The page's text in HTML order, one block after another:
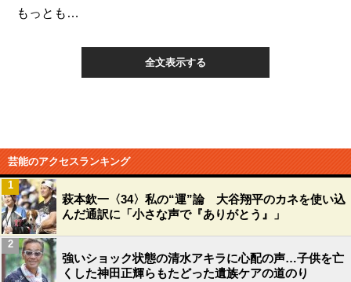
もっとも…
全文表示する
芸能のアクセスランキング
萩本欽一〈34〉私の“運”論 大谷翔平のカネを使い込
んだ通訳に「小さな声で『ありがとう』」
1
強いショック状態の清水アキラに心配の声…子供を亡
くした神田正輝らもたどった遺族ケアの道のり
2